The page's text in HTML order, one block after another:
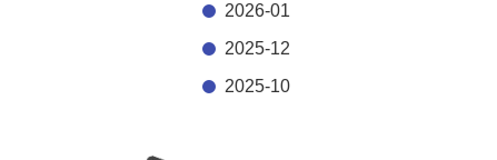
2026-01
2025-12
2025-10